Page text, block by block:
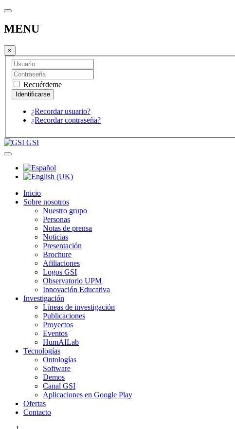
MENU
×
Recuérdeme
¿Recordar usuario?
¿Recordar contraseña?
GSI
Inicio
Sobre nosotros
Nuestro grupo
Personas
Notas de prensa
Noticias
Presentación
Brochure
Afiliaciones
Logos GSI
Observatorio UPM
Innovación Educativa
Investigación
Líneas de investigación
Publicaciones
Proyectos
Eventos
HumAILab
Tecnologías
Ontologías
Software
Demos
Canal GSI
Aplicaciones en Google Play
Ofertas
Contacto